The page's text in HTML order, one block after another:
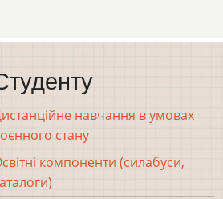
навчання в умовах
стану
компоненти (силабуси,